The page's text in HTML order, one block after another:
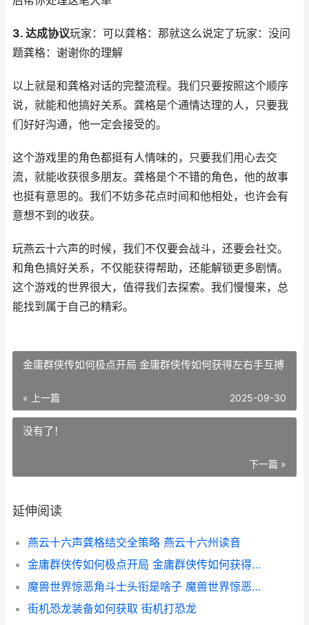
3. 达成协议玩家：可以龚格：那就这么说定了玩家：没问
题龚格：谢谢你的理解
以上就是和龚格对话的完整流程。我们只要按照这个顺序
说，就能和他搞好关系。龚格是个通情达理的人，只要我
们好好沟通，他一定会接受的。
这个游戏里的角色都挺有人情味的，只要我们用心去交
流，就能收获很多朋友。龚格是个不错的角色，他的故事
也挺有意思的。我们不妨多花点时间和他相处，也许会有
意想不到的收获。
玩燕云十六声的时候，我们不仅要会战斗，还要会社交。
和角色搞好关系，不仅能获得帮助，还能解锁更多剧情。
这个游戏的世界很大，值得我们去探索。我们慢慢来，总
能找到属于自己的精彩。
金庸群侠传如何极点开局 金庸群侠传如何获得左右手互搏
« 上一篇 2025-09-30
没有了！
下一篇 »
延伸阅读
燕云十六声龚格结交全策略 燕云十六州读音
金庸群侠传如何极点开局 金庸群侠传如何获得左右手互搏
魔兽世界惊恶角斗士头衔是啥子 魔兽世界惊恶角斗士武器散件
街机恐龙装备如何获取 街机打恐龙